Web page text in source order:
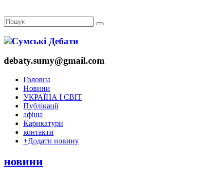
debaty.sumy@gmail.com
Головна
Новини
УКРАЇНА І СВІТ
Публікації
афіша
Карикатури
контакти
+Додати новину
новини